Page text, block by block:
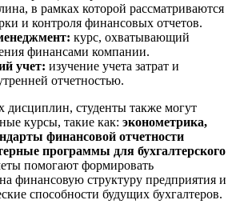
в рамках которой рассматриваются
и контроля финансовых отчетов.
курс, охватывающий
финансами компании.
учет: изучение учета затрат и
отчетностью.
дисциплин, студенты также могут
курсы, такие как: эконометрика,
финансовой отчетности
программы для бухгалтерского
помогают формировать
финансовую структуру предприятия и
способности будущих бухгалтеров.